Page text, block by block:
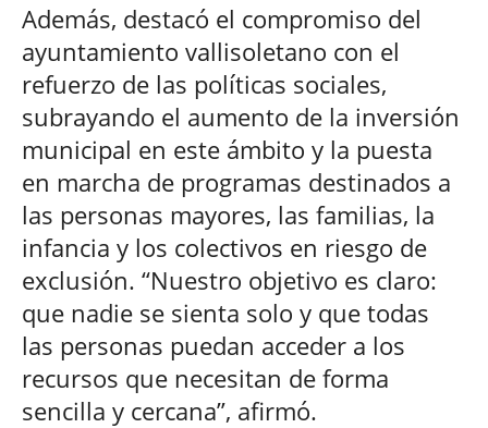
Además, destacó el compromiso del
ayuntamiento vallisoletano con el
refuerzo de las políticas sociales,
subrayando el aumento de la inversión
municipal en este ámbito y la puesta
en marcha de programas destinados a
las personas mayores, las familias, la
infancia y los colectivos en riesgo de
exclusión. “Nuestro objetivo es claro:
que nadie se sienta solo y que todas
las personas puedan acceder a los
recursos que necesitan de forma
sencilla y cercana”, afirmó.